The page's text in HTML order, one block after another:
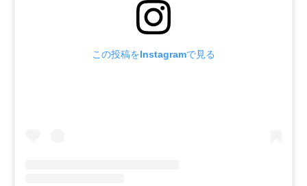
この投稿をInstagramで見る